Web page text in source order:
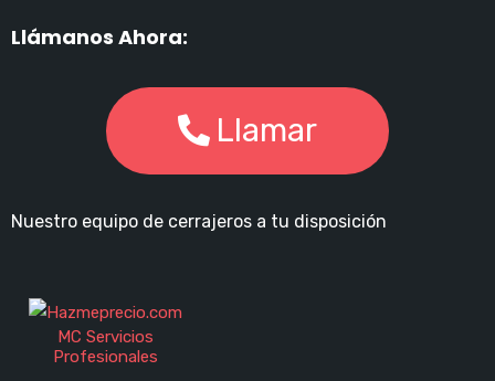
Llámanos Ahora:
Llamar
Nuestro equipo de cerrajeros a tu disposición
MC Servicios
Profesionales